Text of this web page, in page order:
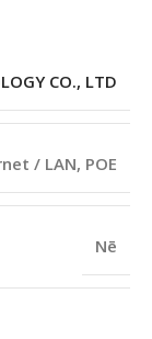
CO., LTD
/ LAN, POE
Nē